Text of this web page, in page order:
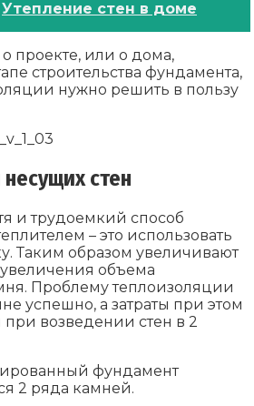
Утепление стен в доме
проекте, или о дома,
строительства фундамента,
нужно решить в пользу
стен
и трудоемкий способ
– это использовать
Таким образом увеличивают
объема
Проблему теплоизоляции
успешно, а затраты при этом
возведении стен в 2
фундамент
2 ряда камней.